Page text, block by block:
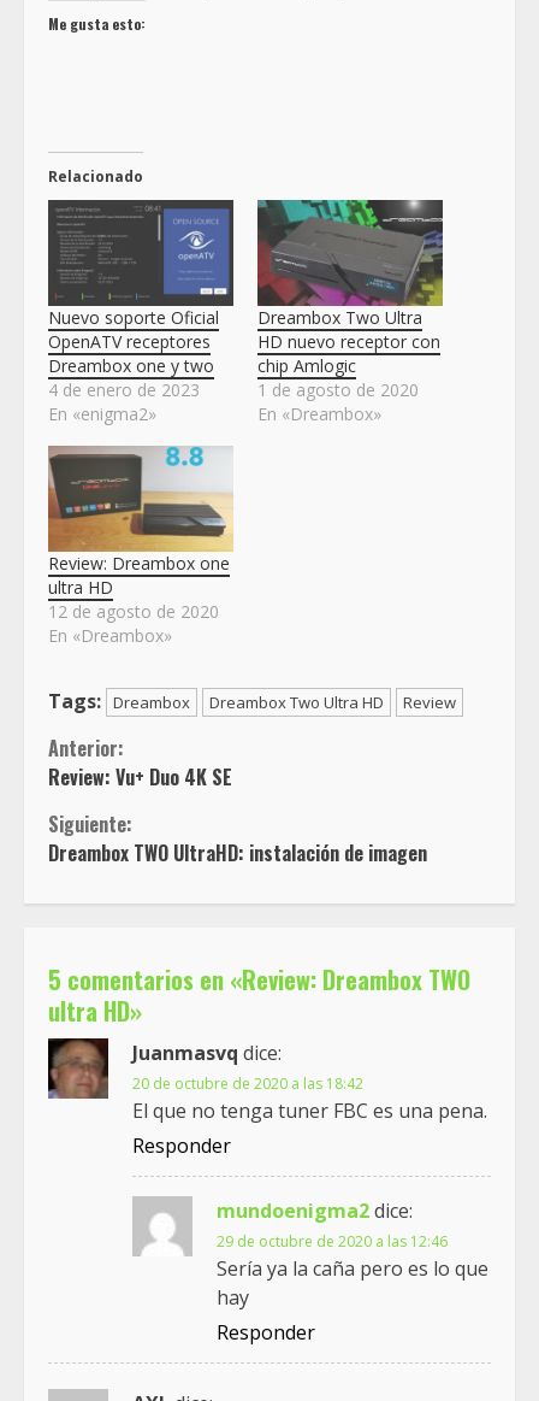
Me gusta esto:
Relacionado
Nuevo soporte Oficial
OpenATV receptores
Dreambox one y two
4 de enero de 2023
En «enigma2»
Dreambox Two Ultra
HD nuevo receptor con
chip Amlogic
1 de agosto de 2020
En «Dreambox»
Review: Dreambox one
ultra HD
12 de agosto de 2020
En «Dreambox»
Tags: Dreambox Dreambox Two Ultra HD Review
Sigue
leyendo
Anterior:
Review: Vu+ Duo 4K SE
Siguiente:
Dreambox TWO UltraHD: instalación de imagen
5 comentarios en «Review: Dreambox TWO
ultra HD»
Juanmasvq dice:
20 de octubre de 2020 a las 18:42
El que no tenga tuner FBC es una pena.
Responder
mundoenigma2dice:
29 de octubre de 2020 a las 12:46
Sería ya la caña pero es lo que
hay
Responder